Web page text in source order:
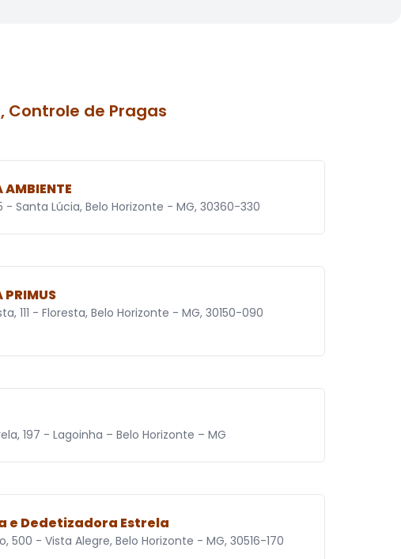
de Pragas
AMBIENTE
- Santa Lúcia, Belo Horizonte - MG, 30360-330
PRIMUS
111 - Floresta, Belo Horizonte - MG, 30150-090
197 - Lagoinha – Belo Horizonte – MG
e Dedetizadora Estrela
500 - Vista Alegre, Belo Horizonte - MG, 30516-170